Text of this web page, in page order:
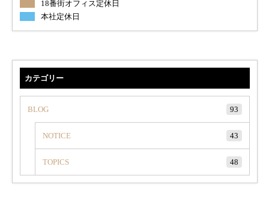
18番街オフィス定休日
本社定休日
カテゴリー
BLOG 93
NOTICE 43
TOPICS 48